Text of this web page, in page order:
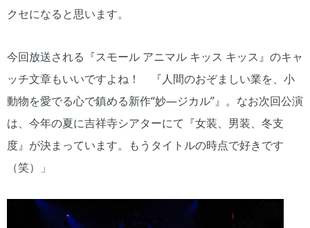
クセになると思います。
今回放送される『スモール アニマル キッス キッス』のキャ
ッチ文章もいいですよね！ 『人間のおぞましい業を、小
動物を愛でる心で鎮める新作“妙―ジカル”』。なお次回公演
は、今年の夏に吉祥寺シアターにて『女装、男装、冬支
度』が決まっています。もうタイトルの時点で好きです
（笑）」